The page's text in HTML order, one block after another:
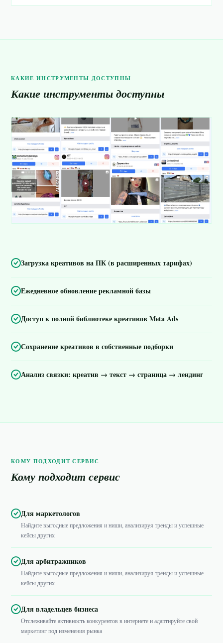
КАКИЕ ИНСТРУМЕНТЫ ДОСТУПНЫ
Какие инструменты доступны
Загрузка креативов на ПК (в расширенных тарифах)
Ежедневное обновление рекламной базы
Доступ к полной библиотеке креативов Meta Ads
Сохранение креативов в собственные подборки
Анализ связки: креатив → текст → страница → лендинг
КОМУ ПОДХОДИТ СЕРВИС
Кому подходит сервис
Для маркетологов
Найдите выгодные предложения и ниши, анализируя тренды и успешные
кейсы других
Для арбитражников
Найдите выгодные предложения и ниши, анализируя тренды и успешные
кейсы других
Для владельцев бизнеса
Отслеживайте активность конкурентов в интернете и адаптируйте свой
маркетинг под изменения рынка